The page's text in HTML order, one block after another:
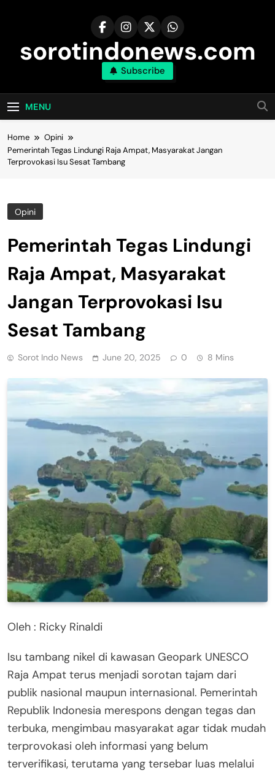
sorotindonews.com
Subscribe
MENU
Home
Opini
Pemerintah Tegas Lindungi Raja Ampat, Masyarakat Jangan
Terprovokasi Isu Sesat Tambang
Opini
Pemerintah Tegas Lindungi
Raja Ampat, Masyarakat
Jangan Terprovokasi Isu
Sesat Tambang
Sorot Indo News June 20, 2025 0 8 Mins
Oleh : Ricky Rinaldi
Isu tambang nikel di kawasan Geopark UNESCO
Raja Ampat terus menjadi sorotan tajam dari
publik nasional maupun internasional. Pemerintah
Republik Indonesia merespons dengan tegas dan
terbuka, mengimbau masyarakat agar tidak mudah
terprovokasi oleh informasi yang belum
terverifikasi, terutama yang tersebar luas melalui